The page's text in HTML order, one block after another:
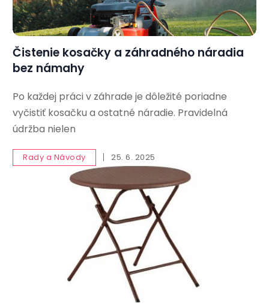
Čistenie kosačky a záhradného náradia
bez námahy
Po každej práci v záhrade je dôležité poriadne
vyčistiť kosačku a ostatné náradie. Pravidelná
údržba nielen
Rady a Návody 25. 6. 2025